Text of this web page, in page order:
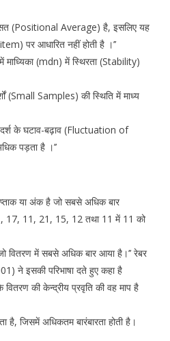
(Positional Average) है, इसलिए यह
पर आधारित नहीं होती है ।’’
माध्यिका (mdn) में स्थिरता (Stability)
(Small Samples) की स्थिति में माध्य
के घटाव-बढ़ाव (Fluctuation of
पड़ता है ।’’
या अंक है जो सबसे अधिक बार
11, 21, 15, 12 तथा 11 में 11 को
वितरण में सबसे अधिक बार आया है।’’ रेबर
ने इसकी परिभाषा दते हुए कहा है
वितरण की केन्द्रीय प्रवृति की वह माप है
है, जिसमें अधिकतम बारंबारता होती है।